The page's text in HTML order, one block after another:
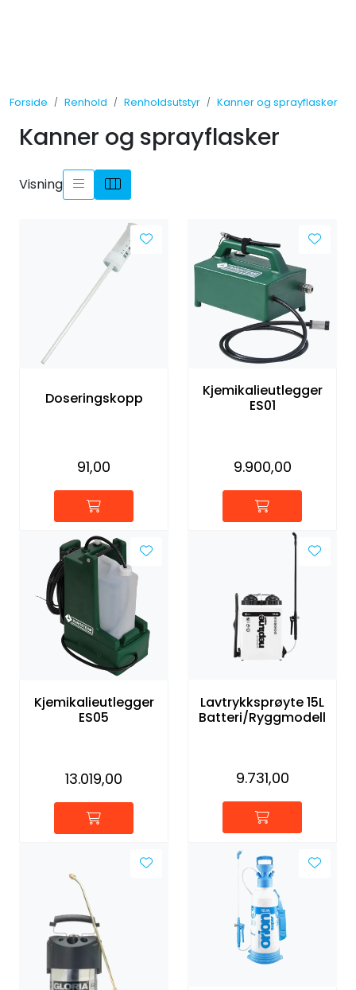
Forside Renhold Renholdsutstyr Kanner og sprayflasker
Kanner og sprayflasker
Visning
Doseringskopp
91,00
Kjemikalieutlegger
ES01
9.900,00
Kjemikalieutlegger
ES05
13.019,00
Lavtrykksprøyte 15L
Batteri/Ryggmodell
9.731,00
Måleinstrumenter
Vinduspusseutstyr
Verneutstyr